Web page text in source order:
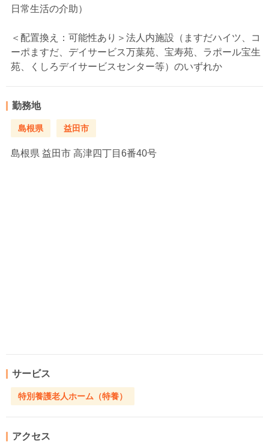
日常生活の介助）
＜配置換え：可能性あり＞法人内施設（ますだハイツ、コ
ーポますだ、デイサービス万葉苑、宝寿苑、ラポール宝生
苑、くしろデイサービスセンター等）のいずれか
勤務地
島根県 益田市
島根県 益田市 高津四丁目6番40号
サービス
特別養護老人ホーム（特養）
アクセス